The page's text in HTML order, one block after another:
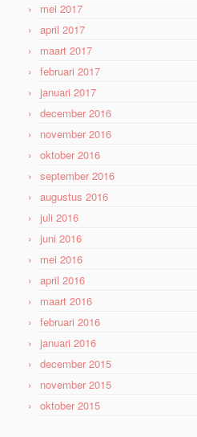
mei 2017
april 2017
maart 2017
februari 2017
januari 2017
december 2016
november 2016
oktober 2016
september 2016
augustus 2016
juli 2016
juni 2016
mei 2016
april 2016
maart 2016
februari 2016
januari 2016
december 2015
november 2015
oktober 2015